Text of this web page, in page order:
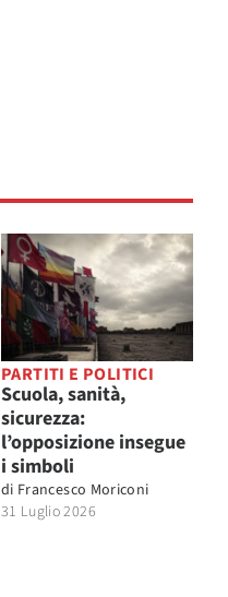
PARTITI E POLITICI
Scuola, sanità,
sicurezza:
l’opposizione insegue
i simboli
di Francesco Moriconi
31 Luglio 2026